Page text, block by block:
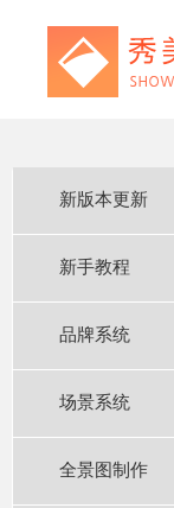
新版本更新
新手教程
品牌系统
场景系统
全景图制作